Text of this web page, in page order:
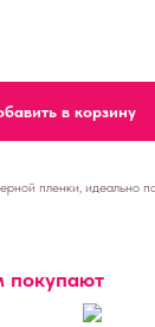
в корзину
пленки, идеально
покупают